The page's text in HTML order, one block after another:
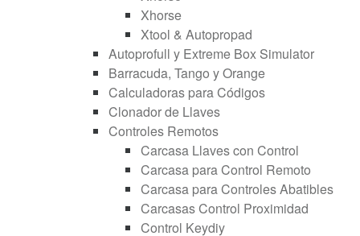
Xhorse
Xtool & Autopropad
Autoprofull y Extreme Box Simulator
Barracuda, Tango y Orange
Calculadoras para Códigos
Clonador de Llaves
Controles Remotos
Carcasa Llaves con Control
Carcasa para Control Remoto
Carcasa para Controles Abatibles
Carcasas Control Proximidad
Control Keydiy